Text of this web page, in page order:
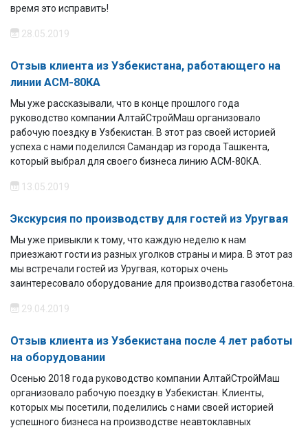
время это исправить!
28.05.2019
Отзыв клиента из Узбекистана, работающего на
линии АСМ-80КА
Мы уже рассказывали, что в конце прошлого года
руководство компании АлтайСтройМаш организовало
рабочую поездку в Узбекистан. В этот раз своей историей
успеха с нами поделился Самандар из города Ташкента,
который выбрал для своего бизнеса линию АСМ-80КА
13.05.2019
Экскурсия по производству для гостей из Уругвая
Мы уже привыкли к тому, что каждую неделю к нам
приезжают гости из разных уголков страны и мира. В этот раз
мы встречали гостей из Уругвая, которых очень
заинтересовало оборудование для производства газобетона.
29.04.2019
Отзыв клиента из Узбекистана после 4 лет работы
на оборудовании
Осенью 2018 года руководство компании АлтайСтройМаш
организовало рабочую поездку в Узбекистан. Клиенты,
которых мы посетили, поделились с нами своей историей
успешного бизнеса на производстве неавтоклавных